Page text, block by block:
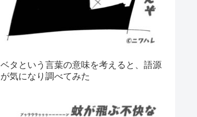
ベタという言葉の意味を考えると、語源
が気になり調べてみた